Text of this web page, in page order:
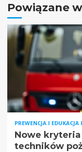
Powiązane
PREWENCJA I EDUKACJA
Nowe
techników